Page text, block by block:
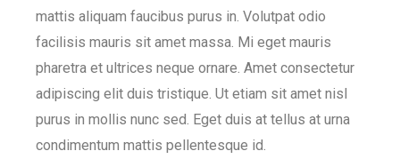
mattis aliquam faucibus purus in. Volutpat odio
facilisis mauris sit amet massa. Mi eget mauris
pharetra et ultrices neque ornare. Amet consectetur
adipiscing elit duis tristique. Ut etiam sit amet nisl
purus in mollis nunc sed. Eget duis at tellus at urna
condimentum mattis pellentesque id.